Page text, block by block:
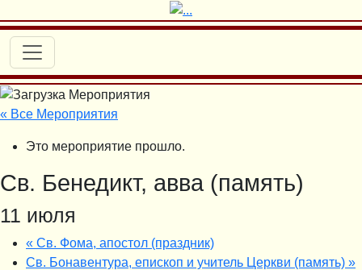
« Все Мероприятия
Это мероприятие прошло.
Св. Бенедикт, авва (память)
11 июля
« Св. Фома, апостол (праздник)
Св. Бонавентура, епископ и учитель Церкви (память) »